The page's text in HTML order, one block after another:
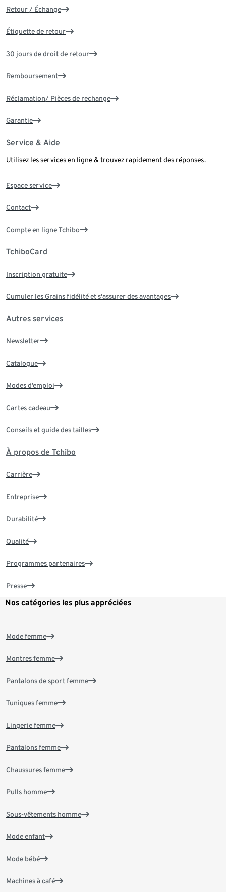
Retour / Échange
Étiquette de retour
30 jours de droit de retour
Remboursement
Réclamation/ Pièces de rechange
Garantie
Service & Aide
Utilisez les services en ligne & trouvez rapidement des réponses.
Espace service
Contact
Compte en ligne Tchibo
TchiboCard
Inscription gratuite
Cumuler les Grains fidélité et s'assurer des avantages
Autres services
Newsletter
Catalogue
Modes d’emploi
Cartes cadeau
Conseils et guide des tailles
À propos de Tchibo
Carrière
Entreprise
Durabilité
Qualité
Programmes partenaires
Presse
Nos catégories les plus appréciées
Mode femme
Montres femme
Pantalons de sport femme
Tuniques femme
Lingerie femme
Pantalons femme
Chaussures femme
Pulls homme
Sous-vêtements homme
Mode enfant
Mode bébé
Machines à café